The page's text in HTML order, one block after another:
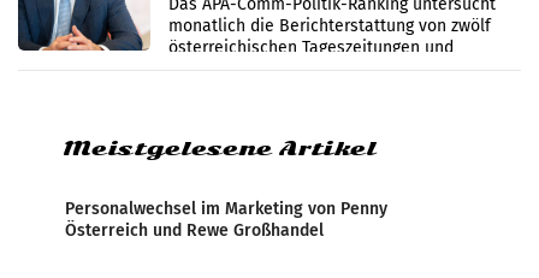
monatlich die Berichterstattung von zwölf
österreichischen Tageszeitungen und
analysiert, welche Politikerinnen und
Meistgelesene Artikel
Personalwechsel im Marketing von Penny
Österreich und Rewe Großhandel